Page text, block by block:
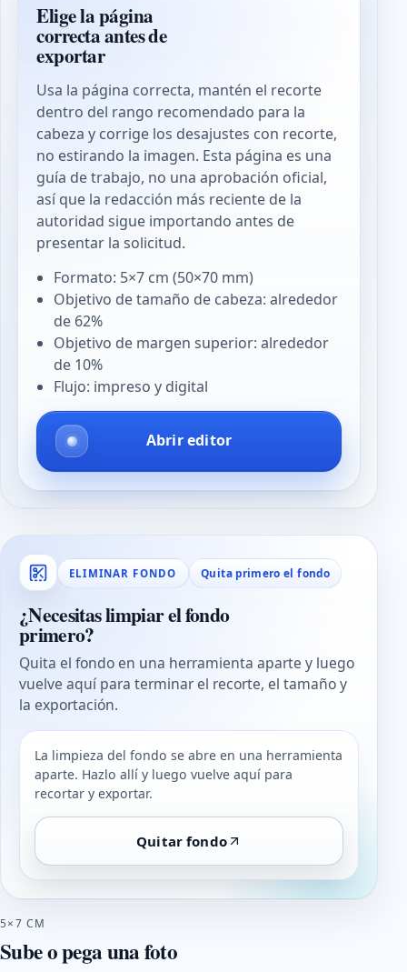
Elige la página
correcta antes de
exportar
Usa la página correcta, mantén el recorte
dentro del rango recomendado para la
cabeza y corrige los desajustes con recorte,
no estirando la imagen. Esta página es una
guía de trabajo, no una aprobación oficial,
así que la redacción más reciente de la
autoridad sigue importando antes de
presentar la solicitud.
Formato: 5×7 cm (50×70 mm)
Objetivo de tamaño de cabeza: alrededor
de 62%
Objetivo de margen superior: alrededor
de 10%
Flujo: impreso y digital
Abrir editor
ELIMINAR FONDO Quita primero el fondo
¿Necesitas limpiar el fondo
primero?
Quita el fondo en una herramienta aparte y luego
vuelve aquí para terminar el recorte, el tamaño y
la exportación.
La limpieza del fondo se abre en una herramienta
aparte. Hazlo allí y luego vuelve aquí para
recortar y exportar.
Quitar fondo
5×7 CM
Sube o pega una foto